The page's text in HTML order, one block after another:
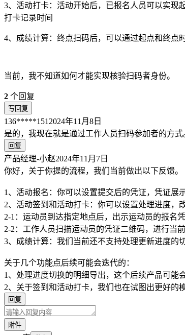
3、活动打卡：活动开始后，已报名人员可以实现
打卡记录时间
4、成绩计算：终点扫码后，可以通过起点和终点
当前，我不知道如何才能实现核验扫码者身份。
2 个回复
写回复
136*****151 2024年11月8日
是的，我现在就是通过工作人员扫码参加者的方
回复
产品经理-小赵2024年11月7日
你好，关于你提的流程，我们当前做出以下反馈。
1、活动报名：你可以设置提交后的凭证，凭证展
2、活动签到和活动打卡：你可以设置处理进度，
2-1：运动员到达指定地点后，出示运动员的报名
2-2：工作人员扫描运动员的凭证二维码，进行当
3、成绩计算：我们当前还不支持处理更新进度的
关于几个功能点后续可能会迭代的：
1、处理进度切换的明细导出，这个后续产品可能
2、关于签到和活动打卡，我们也在试图出更好的
回复
附件